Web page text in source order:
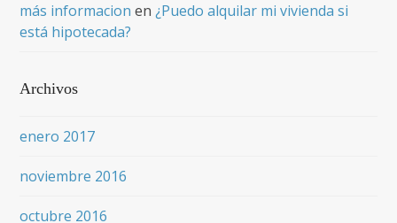
más informacion en¿Puedo alquilar mi vivienda si
está hipotecada?
Archivos
enero 2017
noviembre 2016
octubre 2016